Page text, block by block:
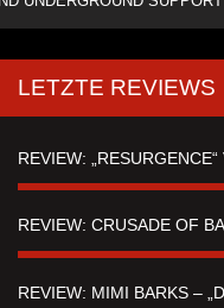
LETZTE REVIEWS